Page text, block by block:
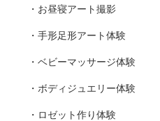
・お昼寝アート撮影
・手形足形アート体験
・ベビーマッサージ体験
・ボディジュエリー体験
・ロゼット作り体験